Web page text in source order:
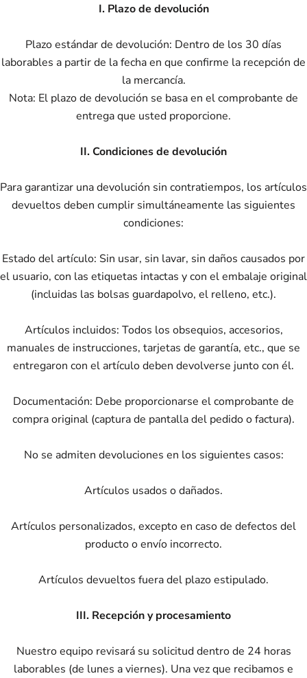
I. Plazo de devolución
Plazo estándar de devolución: Dentro de los 30 días
laborables a partir de la fecha en que confirme la recepción de
la mercancía.
Nota: El plazo de devolución se basa en el comprobante de
entrega que usted proporcione.
II. Condiciones de devolución
Para garantizar una devolución sin contratiempos, los artículos
devueltos deben cumplir simultáneamente las siguientes
condiciones:
Estado del artículo: Sin usar, sin lavar, sin daños causados ​​por
el usuario, con las etiquetas intactas y con el embalaje original
(incluidas las bolsas guardapolvo, el relleno, etc.).
Artículos incluidos: Todos los obsequios, accesorios,
manuales de instrucciones, tarjetas de garantía, etc., que se
entregaron con el artículo deben devolverse junto con él.
Documentación: Debe proporcionarse el comprobante de
compra original (captura de pantalla del pedido o factura).
No se admiten devoluciones en los siguientes casos:
Artículos usados ​​o dañados.
Artículos personalizados, excepto en caso de defectos del
producto o envío incorrecto.
Artículos devueltos fuera del plazo estipulado.
III. Recepción y procesamiento
Nuestro equipo revisará su solicitud dentro de 24 horas
laborables (de lunes a viernes). Una vez que recibamos e